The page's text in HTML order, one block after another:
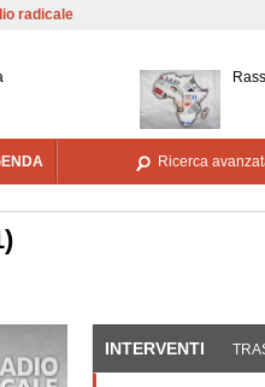
al contenuto principale
radicale
Ricerca
INTERVENTI